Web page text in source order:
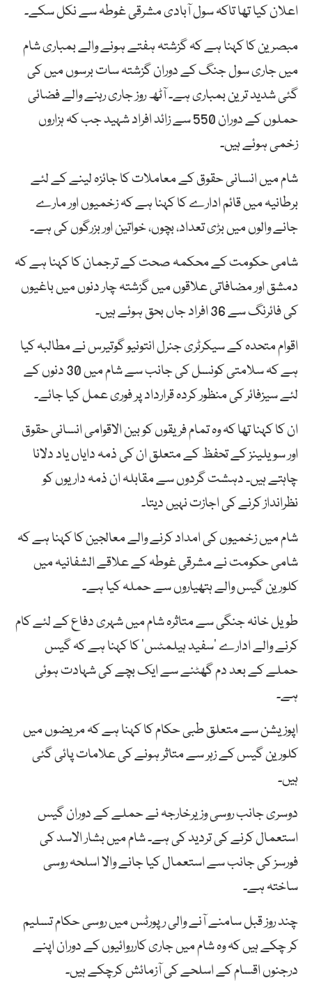
اعلان کیا تھا تاکہ سول آبادی مشرقی غوطہ سے نکل سکے۔
مبصرین کا کہنا ہے کہ گزشتہ ہفتے ہونے والے بمباری شام
میں جاری سول جنگ کے دوران گزشتہ سات برسوں میں کی
گئی شدید ترین بمباری ہے۔ آٹھ روز جاری رہنے والے فضائی
حملوں کے دوران 550 سے زائد افراد شہید جب کہ ہزاروں
زخمی ہوئے ہیں۔
شام میں انسانی حقوق کے معاملات کا جائزہ لینے کے لئے
برطانیہ میں قائم ادارے کا کہنا ہے کہ زخمیوں اور مارے
جانے والوں میں بڑی تعداد، بچوں، خواتین اور بزرگوں کی ہے۔
شامی حکومت کے محکمہ صحت کے ترجمان کا کہنا ہے کہ
دمشق اور مضافاتی علاقوں میں گزشتہ چار دنوں میں باغیوں
کی فائرنگ سے 36 افراد جاں بحق ہوئے ہیں۔
اقوام متحدہ کے سیکرٹری جنرل انتونیو گوتیرس نے مطالبہ کیا
ہے کہ سلامتی کونسل کی جانب سے شام میں 30 دنوں کے
لئے سیزفائر کی منظور کردہ قرارداد پر فوری عمل کیا جائے۔
ان کا کہنا تھا کہ وہ تمام فریقوں کو بین الاقوامی انسانی حقوق
اور سویلینز کے تحفظ کے متعلق ان کی ذمہ دایاں یاد دلانا
چاہتے ہیں۔ دہشت گردوں سے مقابلہ ان ذمہ داریوں کو
نظرانداز کرنے کی اجازت نہیں دیتا۔
شام میں زخمیوں کی امداد کرنے والے معالجین کا کہنا ہے کہ
شامی حکومت نے مشرقی غوطہ کے علاقے الشفانیہ میں
کلورین گیس والے ہتھیاروں سے حملہ کیا ہے۔
طویل خانہ جنگی سے متاثرہ شام میں شہری دفاع کے لئے کام
کرنے والے ادارے ‘سفید ہیلمٹس’ کا کہنا ہے کہ گیس
حملے کے بعد دم گھٹنے سے ایک بچے کی شہادت ہوئی
ہے۔
اپوزیشن سے متعلق طبی حکام کا کہنا ہے کہ مریضوں میں
کلورین گیس کے زہر سے متاثر ہونے کی علامات پائی گئی
ہیں۔
دوسری جانب روسی وزیرخارجہ نے حملے کے دوران گیس
استعمال کرنے کی تردید کی ہے۔ شام میں بشار الاسد کی
فورسز کی جانب سے استعمال کیا جانے والا اسلحہ روسی
ساختہ ہے۔
چند روز قبل سامنے آنے والی رپورٹس میں روسی حکام تسلیم
کر چکے ہیں کہ وہ شام میں جاری کارروائیوں کے دوران اپنے
درجنوں اقسام کے اسلحے کی آزمائش کرچکے ہیں۔